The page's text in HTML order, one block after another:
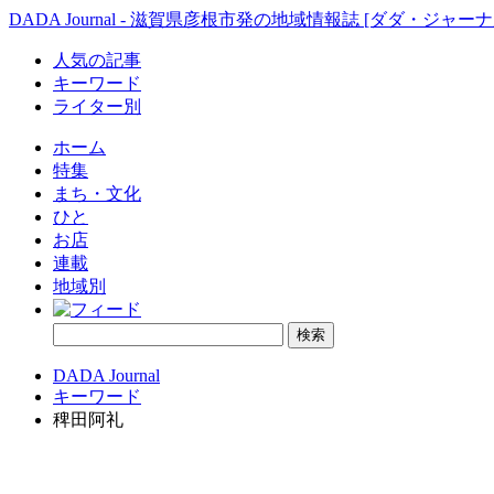
DADA Journal - 滋賀県彦根市発の地域情報誌 [ダダ・ジャー
人気の記事
キーワード
ライター別
ホーム
特集
まち・文化
ひと
お店
連載
地域別
DADA Journal
キーワード
稗田阿礼